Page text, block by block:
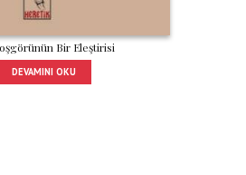
Bir Eleştirisi
DEVAMINI OKU